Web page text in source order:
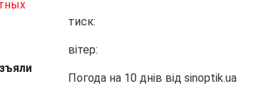
тиск:
вітер:
Погода на 10 днів від sinoptik.ua